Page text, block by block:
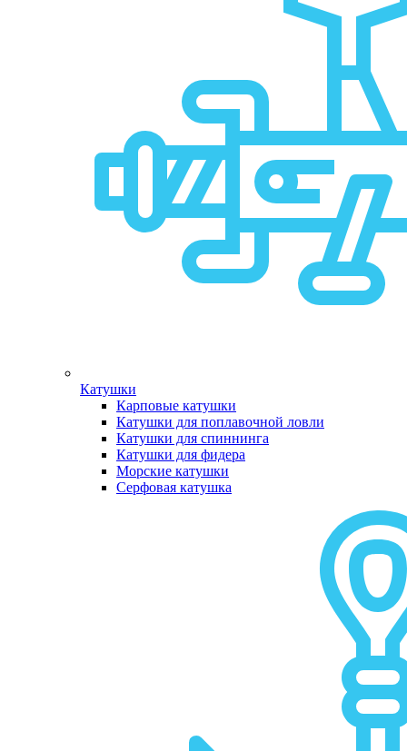
Катушки
Карповые катушки
Катушки для поплавочной ловли
Катушки для спиннинга
Катушки для фидера
Морские катушки
Серфовая катушка